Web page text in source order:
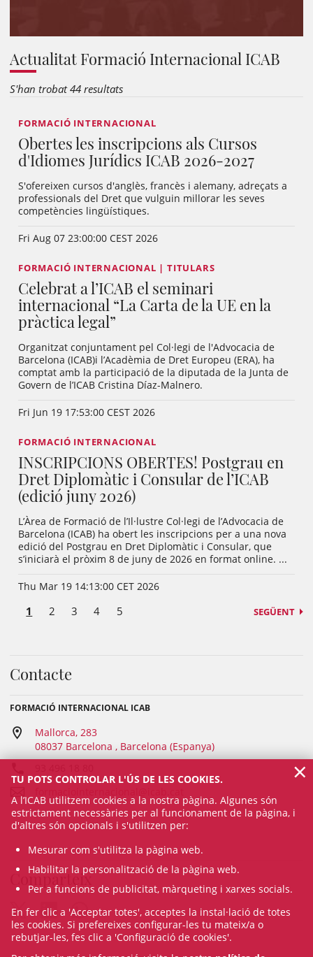
Actualitat Formació Internacional ICAB
S'han trobat 44 resultats
FORMACIÓ INTERNACIONAL
Obertes les inscripcions als Cursos
d'Idiomes Jurídics ICAB 2026-2027
S'ofereixen cursos d'anglès, francès i alemany, adreçats a
professionals del Dret que vulguin millorar les seves
competències lingüístiques.
Fri Aug 07 23:00:00 CEST 2026
FORMACIÓ INTERNACIONAL | TITULARS
Celebrat a l’ICAB el seminari
internacional “La Carta de la UE en la
pràctica legal”
Organitzat conjuntament pel Col·legi de l'Advocacia de
Barcelona (ICAB)i l’Acadèmia de Dret Europeu (ERA), ha
comptat amb la participació de la diputada de la Junta de
Govern de l’ICAB Cristina Díaz-Malnero.
Fri Jun 19 17:53:00 CEST 2026
FORMACIÓ INTERNACIONAL
INSCRIPCIONS OBERTES! Postgrau en
Dret Diplomàtic i Consular de l’ICAB
(edició juny 2026)
L’Àrea de Formació de l’Il·lustre Col·legi de l’Advocacia de
Barcelona (ICAB) ha obert les inscripcions per a una nova
edició del Postgrau en Dret Diplomàtic i Consular, que
s’iniciarà el pròxim 8 de juny de 2026 en format online. ...
Thu Mar 19 14:13:00 CET 2026
1 2 3 4 5 SEGÜENT
Contacte
FORMACIÓ INTERNACIONAL ICAB
Mallorca, 283
08037 Barcelona , Barcelona (Espanya)
Comparteix
TU POTS CONTROLAR L'ÚS DE LES COOKIES.
A l’ICAB utilitzem cookies a la nostra pàgina. Algunes són
estrictament necessàries per al funcionament de la pàgina, i
d'altres són opcionals i s'utilitzen per:
Mesurar com s'utilitza la pàgina web.
Habilitar la personalització de la pàgina web.
Per a funcions de publicitat, màrqueting i xarxes socials.
En fer clic a 'Acceptar totes', acceptes la instal·lació de totes
les cookies. Si prefereixes configurar-les tu mateix/a o
rebutjar-les, fes clic a 'Configuració de cookies'.
×